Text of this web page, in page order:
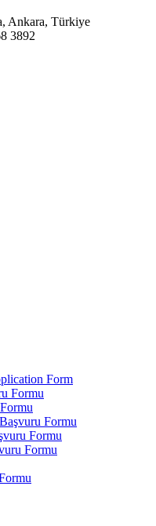
Ankara, Türkiye
3892
Form
Formu
Formu
Formu
Formu